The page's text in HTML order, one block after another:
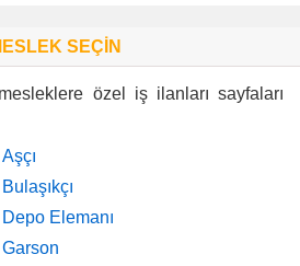
SEÇİN
özel iş ilanları sayfaları
Aşçı
Bulaşıkçı
Depo Elemanı
Garson